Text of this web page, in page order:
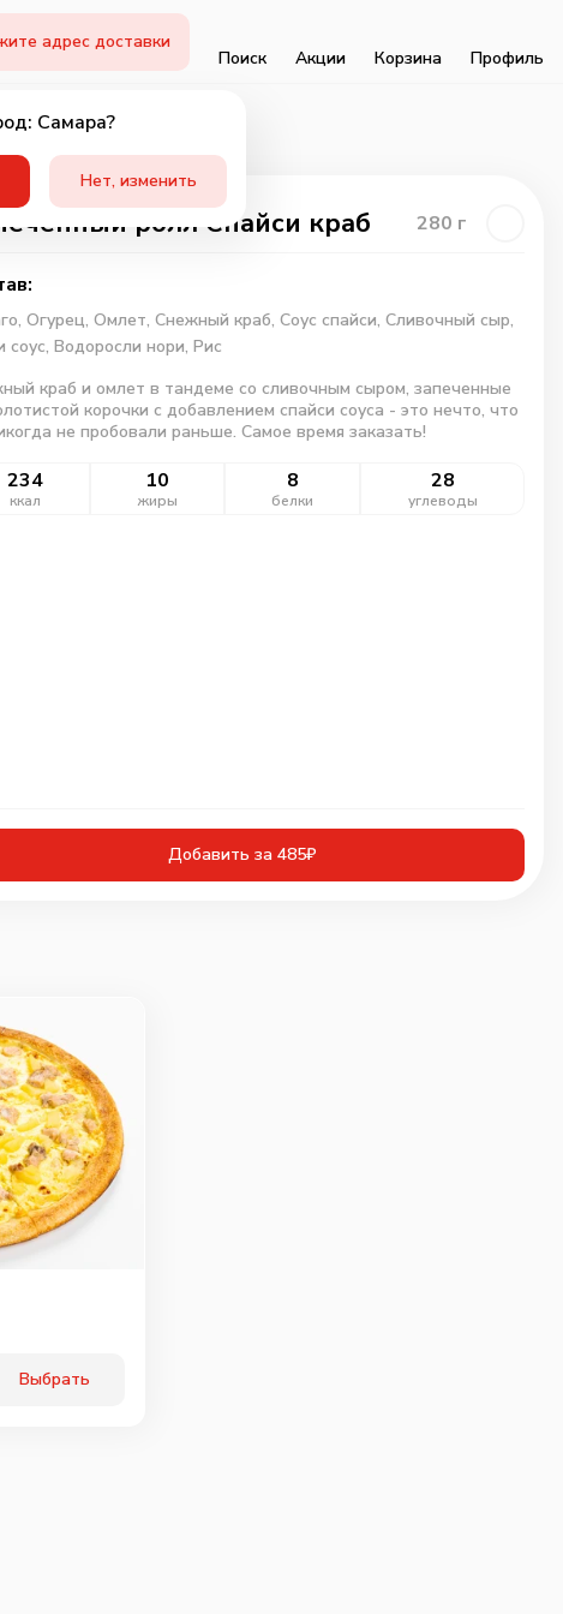
адрес доставки
Самара?
Нет, изменить
Поиск Акции Корзина Профиль
ролл Спайси краб 280 г
Огурец, Омлет, Снежный краб, Соус спайси, Сливочный сыр,
соус, Водоросли нори, Рис
краб и омлет в тандеме со сливочным сыром, запеченные
корочки с добавлением спайси соуса - это нечто, что
не пробовали раньше. Самое время заказать!
234
ккал
10
жиры
8
белки
28
углеводы
Добавить за 485₽
Выбрать